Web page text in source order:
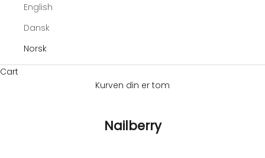
English
Dansk
Norsk
Cart
Kurven din er tom
Nailberry